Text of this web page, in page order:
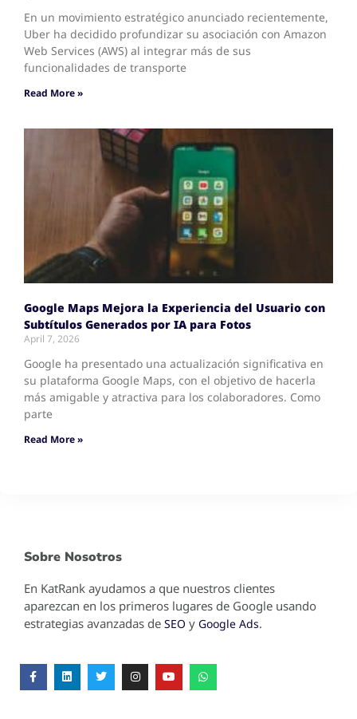
En un movimiento estratégico anunciado recientemente,
Uber ha decidido profundizar su asociación con Amazon
Web Services (AWS) al integrar más de sus
funcionalidades de transporte
Read More »
Google Maps Mejora la Experiencia del Usuario con
Subtítulos Generados por IA para Fotos
April 7, 2026
Google ha presentado una actualización significativa en
su plataforma Google Maps, con el objetivo de hacerla
más amigable y atractiva para los colaboradores. Como
parte
Read More »
Sobre Nosotros
En KatRank ayudamos a que nuestros clientes
aparezcan en los primeros lugares de Google usando
estrategias avanzadas de SEO y Google Ads.